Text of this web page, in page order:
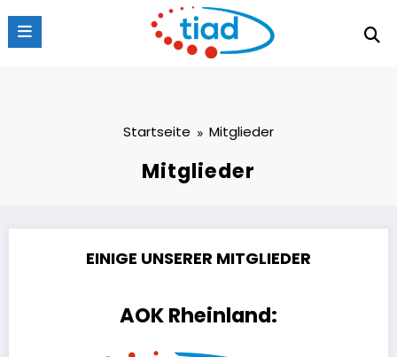
Inhalt
springen
Startseite Mitglieder
Mitglieder
EINIGE UNSERER MITGLIEDER
AOK Rheinland: